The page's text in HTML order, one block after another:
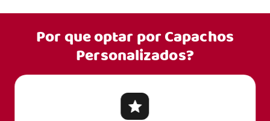
Por que optar porCapachos
Personalizados?